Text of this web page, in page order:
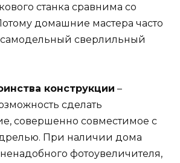
станка сравнима со
домашние мастера часто
самодельный сверлильный
конструкции –
сделать
совершенно совместимое с
При наличии дома
фотоувеличителя,